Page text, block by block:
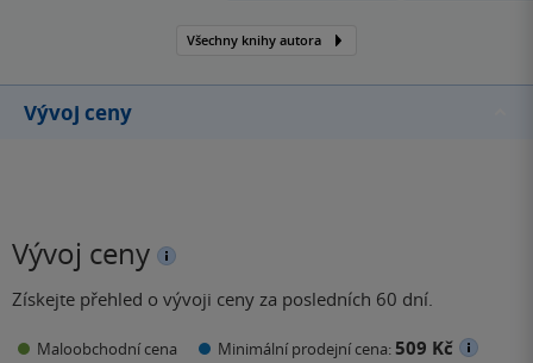
Montgomery neváhala a
Všechny knihy autora
Vývoj ceny
Vývoj ceny
Získejte přehled o vývoji ceny za posledních 60 dní.
Maloobchodní cena Minimální prodejní cena:509 Kč